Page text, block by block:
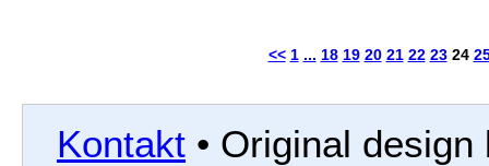
<< 1 ... 18 19 20 21 22 23 24
Kontakt • Original